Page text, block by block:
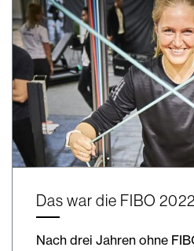
Das war die FIBO 2022
Nach drei Jahren ohne